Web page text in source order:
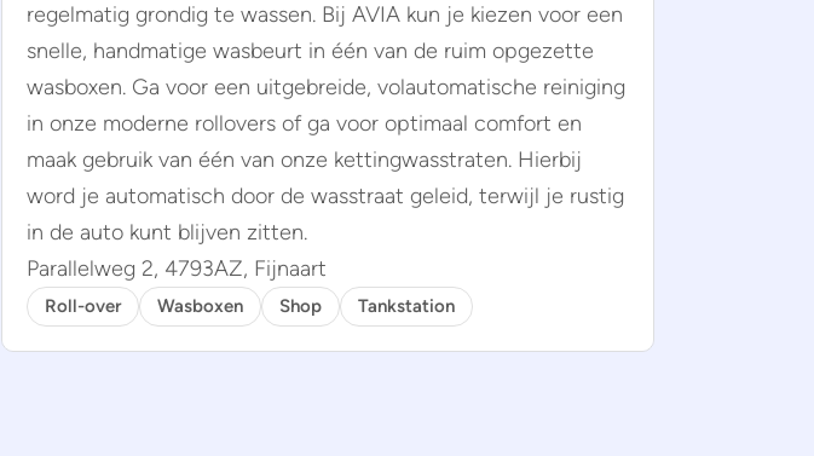
regelmatig grondig te wassen. Bij AVIA kun je kiezen voor een
snelle, handmatige wasbeurt in één van de ruim opgezette
wasboxen. Ga voor een uitgebreide, volautomatische reiniging
in onze moderne rollovers of ga voor optimaal comfort en
maak gebruik van één van onze kettingwasstraten. Hierbij
word je automatisch door de wasstraat geleid, terwijl je rustig
in de auto kunt blijven zitten.
Parallelweg 2, 4793AZ, Fijnaart
Roll-over Wasboxen Shop Tankstation